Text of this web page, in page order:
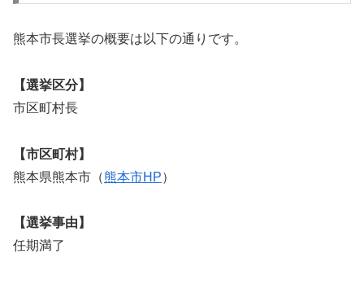
熊本市長選挙の概要は以下の通りです。
【選挙区分】
市区町村長
【市区町村】
熊本県熊本市（熊本市HP）
【選挙事由】
任期満了